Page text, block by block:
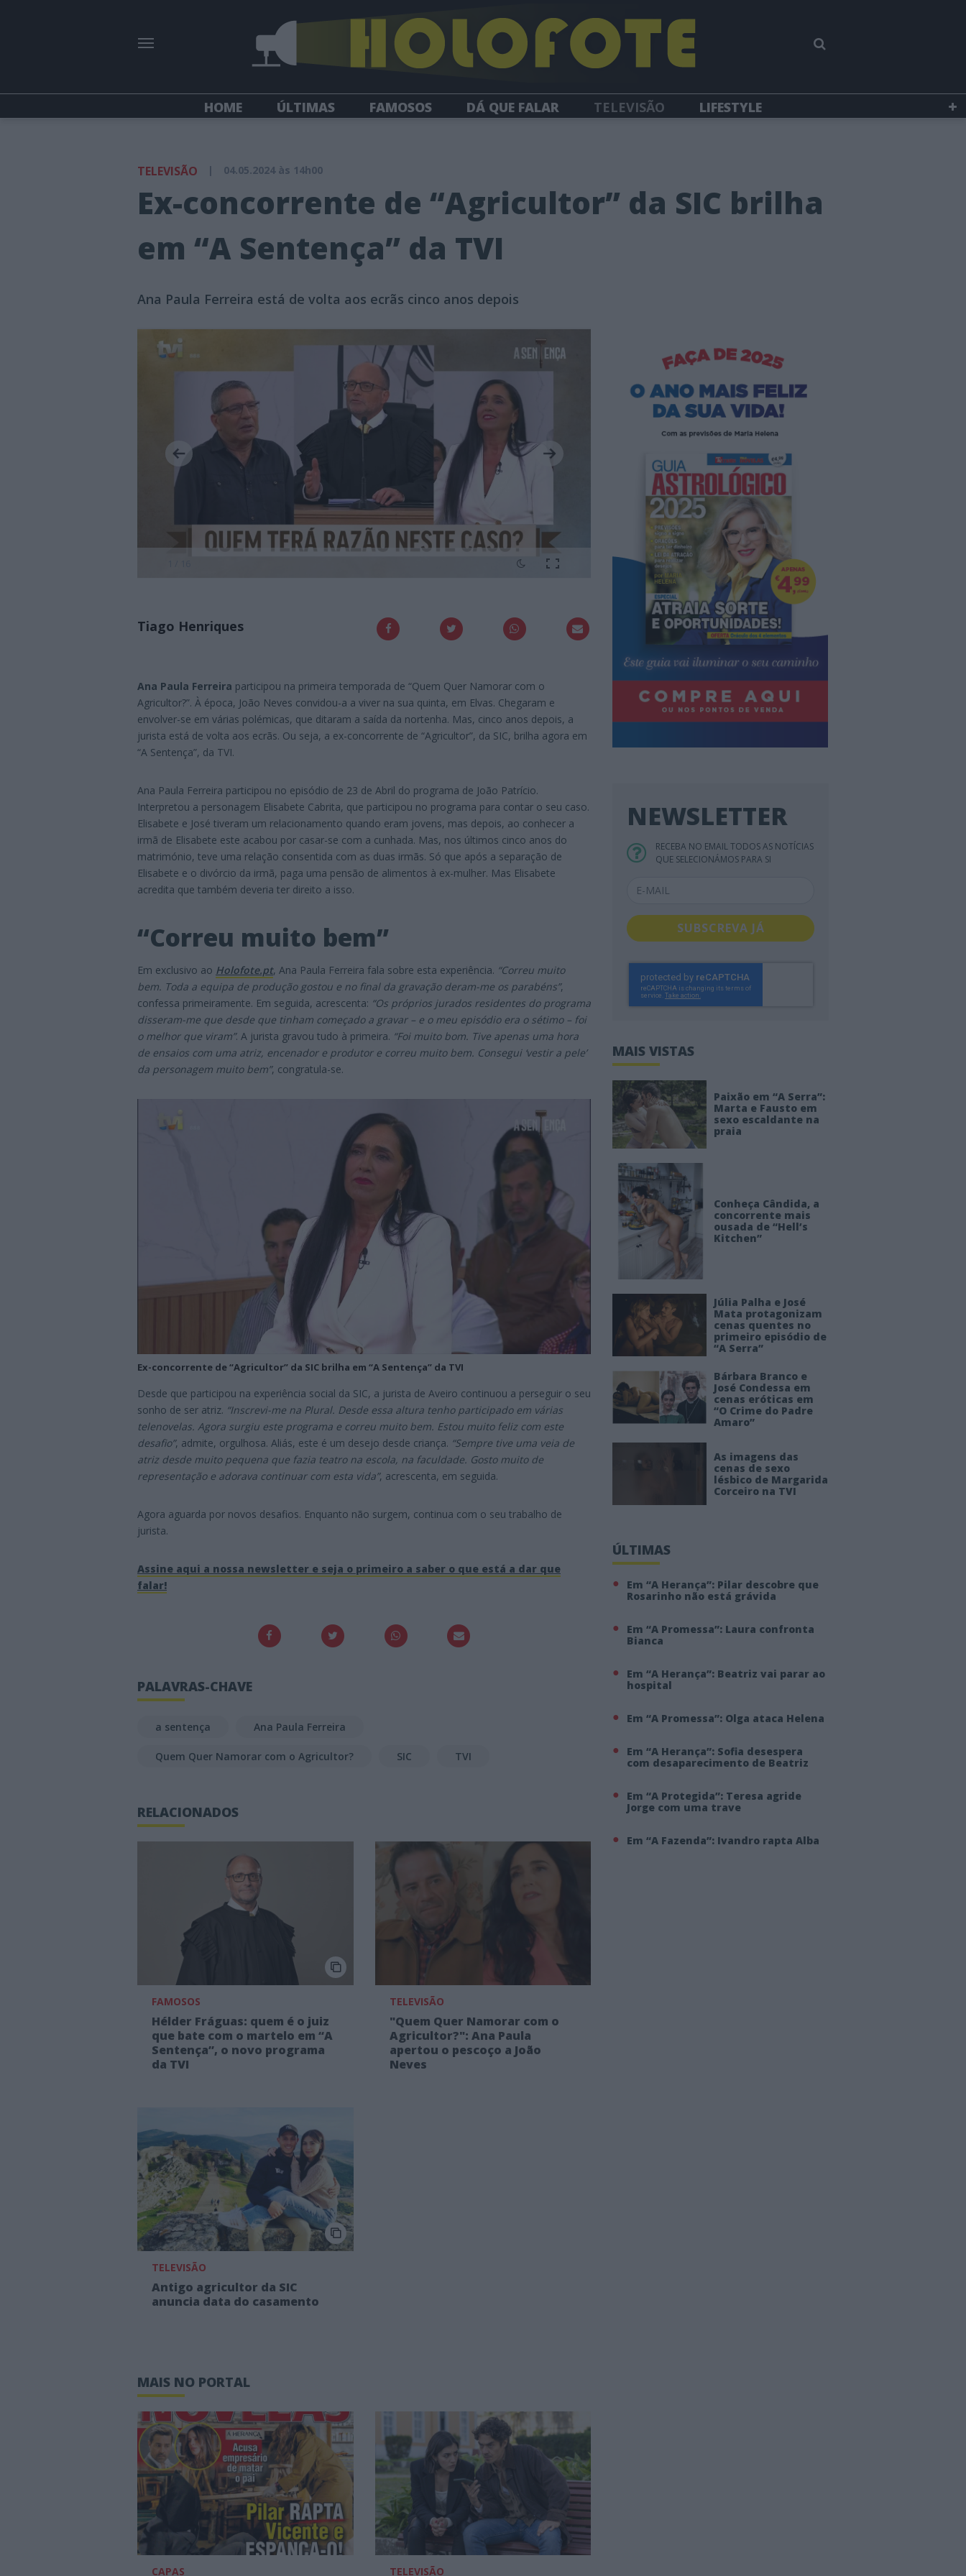
HOME ÚLTIMAS FAMOSOS DÁ QUE FALAR TELEVISÃO
LIFESTYLE
TELEVISÃO | 04.05.2024 às 14h00
Ex-concorrente de “Agricultor” da SIC brilha
em “A Sentença” da TVI
Ana Paula Ferreira está de volta aos ecrãs cinco anos depois
Tiago Henriques
Ana Paula Ferreira participou na primeira temporada de “Quem Quer Namorar com o
Agricultor?”. À época, João Neves convidou-a a viver na sua quinta, em Elvas. Chegaram e
envolver-se em várias polémicas, que ditaram a saída da nortenha. Mas, cinco anos depois, a
jurista está de volta aos ecrãs. Ou seja, a ex-concorrente de “Agricultor”, da SIC, brilha agora em
“A Sentença”, da TVI.
Ana Paula Ferreira participou no episódio de 23 de Abril do programa de João Patrício.
Interpretou a personagem Elisabete Cabrita, que participou no programa para contar o seu caso.
Elisabete e José tiveram um relacionamento quando eram jovens, mas depois, ao conhecer a
irmã de Elisabete este acabou por casar-se com a cunhada. Mas, nos últimos cinco anos do
matrimónio, teve uma relação consentida com as duas irmãs. Só que após a separação de
Elisabete e o divórcio da irmã, paga uma pensão de alimentos à ex-mulher. Mas Elisabete
acredita que também deveria ter direito a isso.
“Correu muito bem”
Em exclusivo ao Holofote.pt, Ana Paula Ferreira fala sobre esta experiência. “Correu muito
bem. Toda a equipa de produção gostou e no final da gravação deram-me os parabéns”,
confessa primeiramente. Em seguida, acrescenta: “Os próprios jurados residentes do programa
disseram-me que desde que tinham começado a gravar – e o meu episódio era o sétimo – foi
o melhor que viram”. A jurista gravou tudo à primeira. “Foi muito bom. Tive apenas uma hora
de ensaios com uma atriz, encenador e produtor e correu muito bem. Consegui ‘vestir a pele’
da personagem muito bem”, congratula-se.
Ex-concorrente de “Agricultor” da SIC brilha em “A Sentença” da TVI
Desde que participou na experiência social da SIC, a jurista de Aveiro continuou a perseguir o seu
sonho de ser atriz. “Inscrevi-me na Plural. Desde essa altura tenho participado em várias
telenovelas. Agora surgiu este programa e correu muito bem. Estou muito feliz com este
desafio”, admite, orgulhosa. Aliás, este é um desejo desde criança. “Sempre tive uma veia de
atriz desde muito pequena que fazia teatro na escola, na faculdade. Gosto muito de
representação e adorava continuar com esta vida”, acrescenta, em seguida.
Agora aguarda por novos desafios. Enquanto não surgem, continua com o seu trabalho de
jurista.
Assine aqui a nossa newsletter e seja o primeiro a saber o que está a dar que
falar!
PALAVRAS-CHAVE
a sentença Ana Paula Ferreira
Quem Quer Namorar com o Agricultor? SIC TVI
RELACIONADOS
FAMOSOS
Hélder Fráguas: quem é o juiz
que bate com o martelo em “A
Sentença”, o novo programa
da TVI
TELEVISÃO
"Quem Quer Namorar com o
Agricultor?": Ana Paula
apertou o pescoço a João
Neves
TELEVISÃO
Antigo agricultor da SIC
anuncia data do casamento
MAIS NO PORTAL
CAPAS TELEVISÃO
NEWSLETTER
RECEBA NO EMAIL TODOS AS NOTÍCIAS
QUE SELECIONÁMOS PARA SI
SUBSCREVA JÁ
MAIS VISTAS
Paixão em “A Serra”:
Marta e Fausto em
sexo escaldante na
praia
Conheça Cândida, a
concorrente mais
ousada de “Hell’s
Kitchen”
Júlia Palha e José
Mata protagonizam
cenas quentes no
primeiro episódio de
“A Serra”
Bárbara Branco e
José Condessa em
cenas eróticas em
“O Crime do Padre
Amaro”
As imagens das
cenas de sexo
lésbico de Margarida
Corceiro na TVI
ÚLTIMAS
Em “A Herança”: Pilar descobre que
Rosarinho não está grávida
Em “A Promessa”: Laura confronta
Bianca
Em “A Herança”: Beatriz vai parar ao
hospital
Em “A Promessa”: Olga ataca Helena
Em “A Herança”: Sofia desespera
com desaparecimento de Beatriz
Em “A Protegida”: Teresa agride
Jorge com uma trave
Em “A Fazenda”: Ivandro rapta Alba